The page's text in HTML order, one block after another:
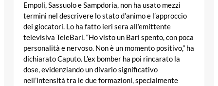
Empoli, Sassuolo e Sampdoria, non ha usato mezzi
termini nel descrivere lo stato d’animo e l’approccio
dei giocatori. Lo ha fatto ieri sera all’emittente
televisiva TeleBari. “Ho visto un Bari spento, con poca
personalità e nervoso. Non è un momento positivo,” ha
dichiarato Caputo. L’ex bomber ha poi rincarato la
dose, evidenziando un divario significativo
nell’intensità tra le due formazioni, specialmente